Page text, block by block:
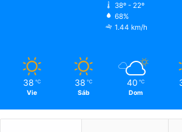
38º - 22º
68%
1.44 km/h
38 ℃
Vie
38 ℃
Sáb
40 ℃
Dom